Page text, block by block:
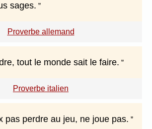
sages.
Proverbe allemand
tout le monde sait le faire.
Proverbe italien
pas perdre au jeu, ne joue pas.